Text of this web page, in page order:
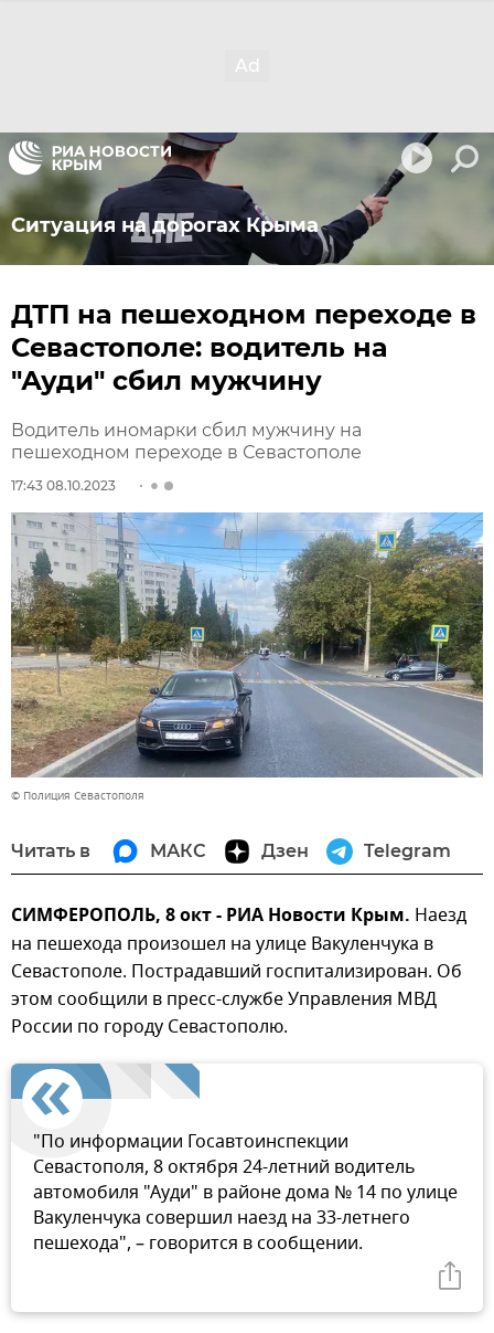
Ситуация на дорогах Крыма
ДТП на пешеходном переходе в
Севастополе: водитель на
"Ауди" сбил мужчину
Водитель иномарки сбил мужчину на
пешеходном переходе в Севастополе
17:43 08.10.2023
© Полиция Севастополя
Читать в МАКС Дзен Telegram
СИМФЕРОПОЛЬ, 8 окт - РИА Новости Крым. Наезд
на пешехода произошел на улице Вакуленчука в
Севастополе. Пострадавший госпитализирован. Об
этом сообщили в пресс-службе Управления МВД
России по городу Севастополю.
"По информации Госавтоинспекции
Севастополя, 8 октября 24-летний водитель
автомобиля "Ауди" в районе дома № 14 по улице
Вакуленчука совершил наезд на 33-летнего
пешехода", – говорится в сообщении.